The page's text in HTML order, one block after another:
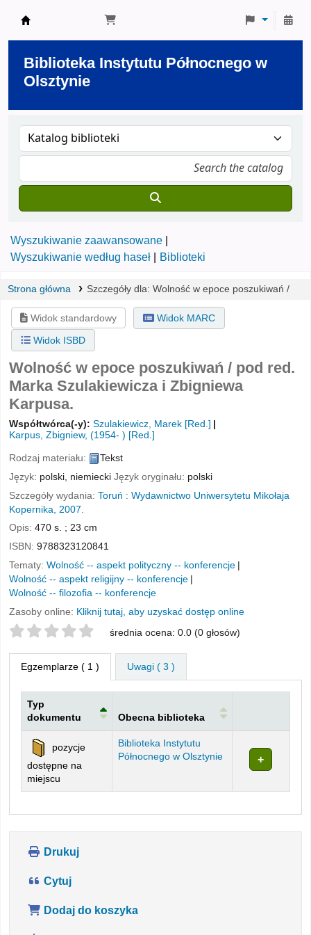
Biblioteka Instytutu Północnego w
Olsztynie
Wyszukiwanie zaawansowane
Wyszukiwanie według haseł
Biblioteki
Strona główna Szczegóły dla: Wolność w epoce poszukiwań /
Widok standardowy
Widok MARC
Widok ISBD
Wolność w epoce poszukiwań / pod red.
Marka Szulakiewicza i Zbigniewa
Karpusa.
Współtwórca(-y): Szulakiewicz, Marek [Red.]
Karpus, Zbigniew, (1954- ) [Red.]
Rodzaj materiału:
Tekst
Język: polski niemiecki Język oryginału: polski
Szczegóły wydania: Toruń : Wydawnictwo Uniwersytetu Mikołaja
Kopernika,
2007.
Opis: 470 s. ; 23 cm
ISBN: 9788323120841
Tematy: Wolność -- aspekt polityczny -- konferencje
Wolność -- aspekt religijny -- konferencje
Wolność -- filozofia -- konferencje
Zasoby online: Kliknij tutaj, aby uzyskać dostęp online
Twoje oceny średnia ocena: 0.0 (0 głosów)
Egzemplarze ( 1 ) Uwagi ( 3 )
Egzemplarze
Typ
dokumentu
Obecna biblioteka
pozycje
dostępne na
miejscu
Biblioteka Instytutu
Północnego w Olsztynie
Drukuj
Cytuj
Dodaj do koszyka